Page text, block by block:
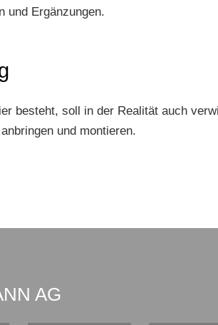
und Ergänzungen.
besteht, soll in der Realität auch
und montieren.
AG